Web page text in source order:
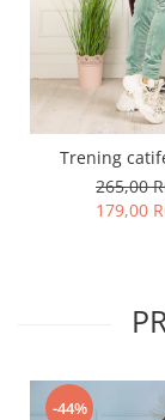
Trening
265,00
179,00
-44%